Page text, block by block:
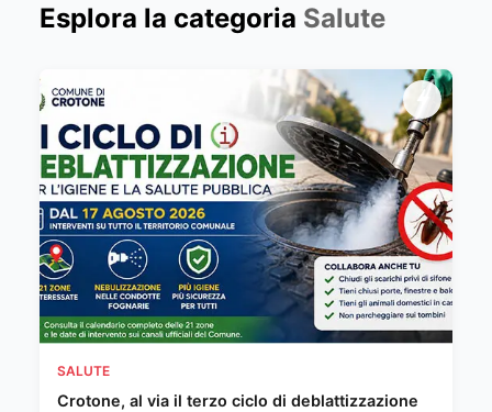
Esplora la categoria Salute
SALUTE
Crotone, al via il terzo ciclo di deblattizzazione